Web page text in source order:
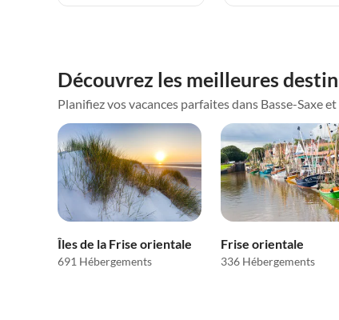
Découvrez les meilleures
Planifiez vos vacances parfaites dans Basse-Saxe
Îles de la Frise orientale
691 Hébergements
Frise orientale
336 Hébergements